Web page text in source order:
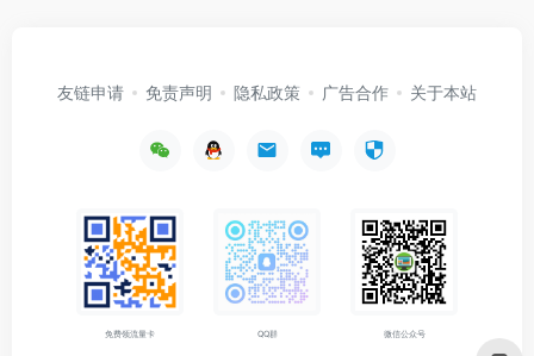
友链申请 免责声明 隐私政策 广告合作 关于本站
免费领流量卡 QQ群 微信公众号